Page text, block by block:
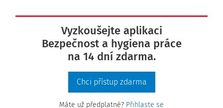
Vyzkoušejte aplikaci
Bezpečnost a hygiena práce
na 14 dní zdarma.
Chci přístup zdarma
Máte už předplatné? Přihlaste se